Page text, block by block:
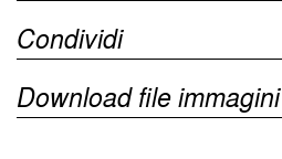
Condividi
Download file immagini